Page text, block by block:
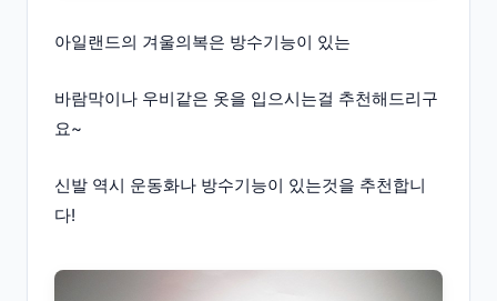
아일랜드의 겨울의복은 방수기능이 있는
바람막이나 우비같은 옷을 입으시는걸 추천해드리구
요~
신발 역시 운동화나 방수기능이 있는것을 추천합니
다!